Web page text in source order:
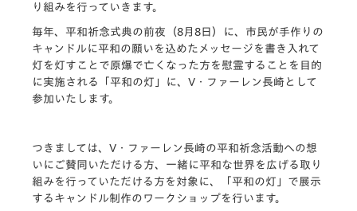
り組みを行っていきます。
毎年、平和祈念式典の前夜（8月8日）に、 市民が手作りの
キャンドルに平和の願いを込めたメッセージを書き入れて
灯を灯すことで原爆で亡くなった方を慰霊することを目的
に実施される「平和の灯」に、V・ ファーレン長崎として
参加いたします。
つきましては、V・ファーレン長崎の平和祈念活動への想
いにご賛同いただける方、一緒に平和な世界を広げる取り
組みを行っていただける方を対象に、「平和の灯」で展示
するキャンドル制作のワークショップを行います。